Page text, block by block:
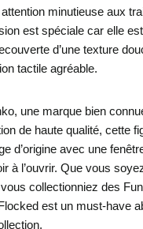
minutieuse aux
est spéciale car elle
d’une texture
tactile agréable.
une marque bien
de haute qualité, cette
d’origine avec une
à l’ouvrir. Que vous
collectionniez des
est un must-have